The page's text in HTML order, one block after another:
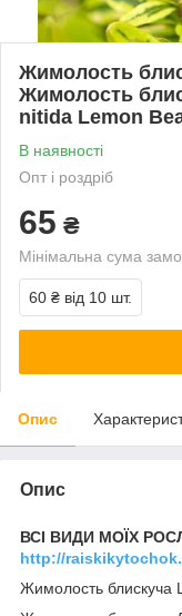
Жимолость
Жимолость
nitida Lemon
В наявності
Опт і роздріб
65 ₴
Мінімальна сума
60 ₴ від 10 шт.
Опис
Опис
ВСІ ВИДИ МОЇХ
http://
Жимолость блискуча